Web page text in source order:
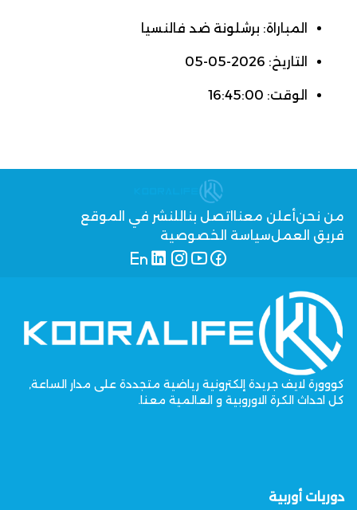
المباراة: برشلونة ضد فالنسيا
التاريخ: 2026-05-05
الوقت: 16:45:00
من نحنأعلن معنا اتصل بنا للنشر في الموقع
فريق العملسياسة الخصوصية
كووورة لايف جريدة إلكترونية رياضية متجددة على مدار الساعة,
كل احداث الكرة الاوروبية و العالمية معنا.
دوريات أوربية